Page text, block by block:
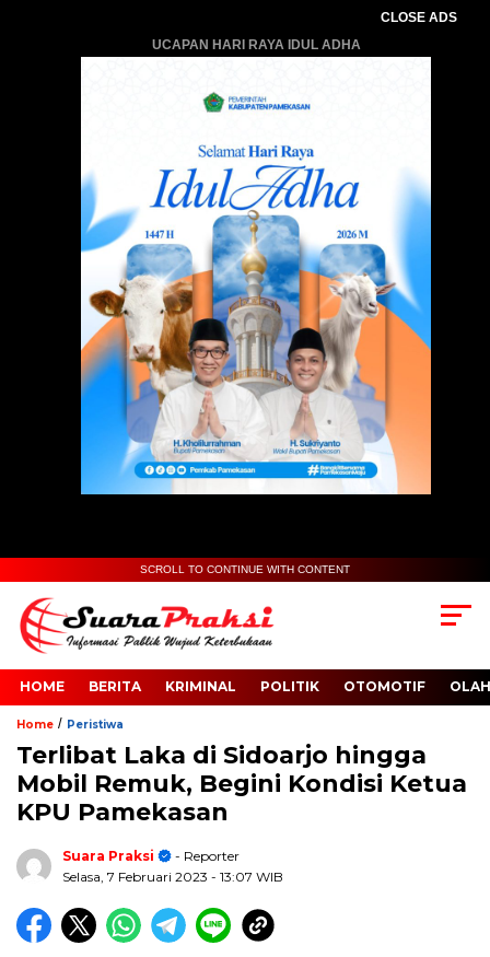
CLOSE ADS
UCAPAN HARI RAYA IDUL ADHA
SCROLL TO CONTINUE WITH CONTENT
HOME BERITA KRIMINAL POLITIK OTOMOTIF
Home / Peristiwa
Terlibat Laka di Sidoarjo hingga
Mobil Remuk, Begini Kondisi Ketua
KPU Pamekasan
Suara Praksi
- Reporter
Selasa, 7 Februari 2023 - 13:07 WIB